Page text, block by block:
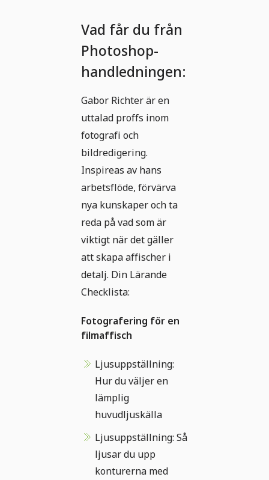
Vad får du från
Photoshop-
handledningen:
Gabor Richter är en
uttalad proffs inom
fotografi och
bildredigering.
Inspireas av hans
arbetsflöde, förvärva
nya kunskaper och ta
reda på vad som är
viktigt när det gäller
att skapa affischer i
detalj. Din Lärande
Checklista:
Fotografering för en
filmaffisch
Ljusuppställning:
Hur du väljer en
lämplig
huvudljuskälla
Ljusuppställning: Så
ljusar du upp
konturerna med